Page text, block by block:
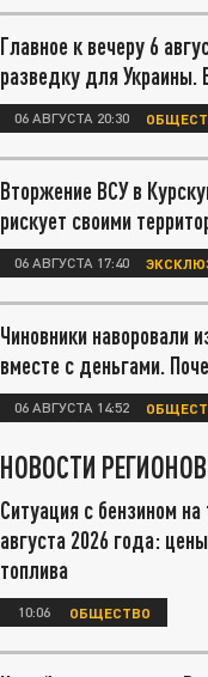
Главное к вечеру 6
разведку для Украины.
06 АВГУСТА 20:30
Вторжение ВСУ в
рискует своими
06 АВГУСТА 17:40
Чиновники наворовали
вместе с деньгами.
06 АВГУСТА 14:52
НОВОСТИ РЕГИОНОВ
Ситуация с бензином
августа 2026 года:
топлива
10:06 ОБЩЕСТВО